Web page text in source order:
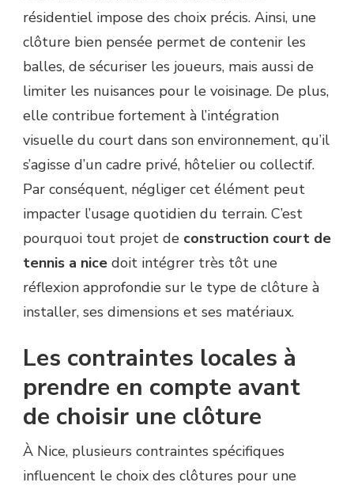
résidentiel impose des choix précis. Ainsi, une
clôture bien pensée permet de contenir les
balles, de sécuriser les joueurs, mais aussi de
limiter les nuisances pour le voisinage. De plus,
elle contribue fortement à l’intégration
visuelle du court dans son environnement, qu’il
s’agisse d’un cadre privé, hôtelier ou collectif.
Par conséquent, négliger cet élément peut
impacter l’usage quotidien du terrain. C’est
pourquoi tout projet de construction court de
tennis a nice doit intégrer très tôt une
réflexion approfondie sur le type de clôture à
installer, ses dimensions et ses matériaux.
Les contraintes locales à
prendre en compte avant
de choisir une clôture
À Nice, plusieurs contraintes spécifiques
influencent le choix des clôtures pour une